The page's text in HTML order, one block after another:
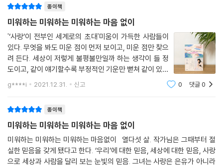
종이책
미워하는 미워하는 미워하는 마음 없이
'‘사랑’이 전부인 세계로의 초대'미움이 가득한 사람들이
있다. 무엇을 봐도 미운 점이 먼저 보이고, 미운 점만 찾으
려 든다. 세상이 저렇게 불평불만일까 하는 생각이 들 정
도이고, 같이 얘기할수록 부정적인 기운만 뻗쳐 같이 있기
싫을 정도이다. 사람의 마음은 매 한가지일거라 생각한다.
누군가를 사랑하는 마음, 사랑하고 싶은 마음, 따뜻함을
g****i 2021.12.31. 신고 0 댓글0
종이책
미워하는 미워하는 미워하는 마음 없이
미워하는 미워하는 미워하는 마음없이 열다섯 살. 작가님은 그때부터 절
실한 믿음을 갖게 됐다고 한다. ‘우리’에 대한 믿음, 세상에 대한 믿음, 사랑
으로 세상과 사람을 달리 보는 눈빛의 믿음. 그녀는 사랑은 은유가 아니라